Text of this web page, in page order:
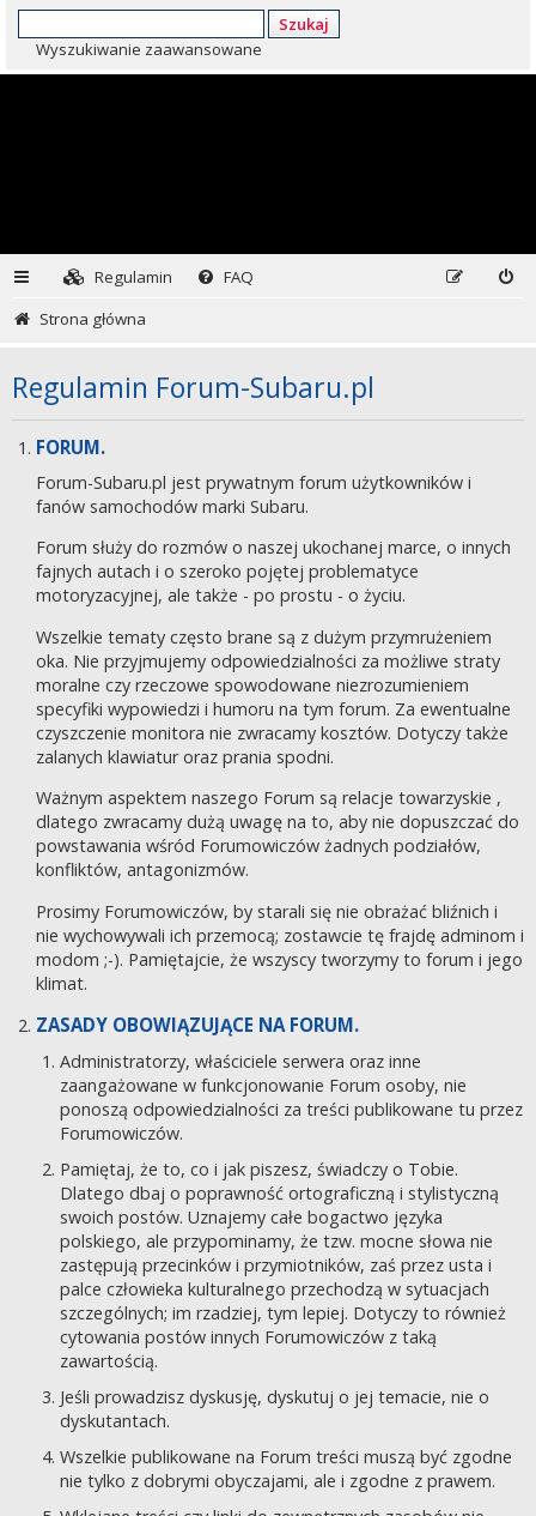
Szukaj
Wyszukiwanie zaawansowane
Regulamin
FAQ
Strona główna
Regulamin Forum-Subaru.pl
FORUM.
Forum-Subaru.pl jest prywatnym forum użytkowników i
fanów samochodów marki Subaru.
Forum służy do rozmów o naszej ukochanej marce, o innych
fajnych autach i o szeroko pojętej problematyce
motoryzacyjnej, ale także - po prostu - o życiu.
Wszelkie tematy często brane są z dużym przymrużeniem
oka. Nie przyjmujemy odpowiedzialności za możliwe straty
moralne czy rzeczowe spowodowane niezrozumieniem
specyfiki wypowiedzi i humoru na tym forum. Za ewentualne
czyszczenie monitora nie zwracamy kosztów. Dotyczy także
zalanych klawiatur oraz prania spodni.
Ważnym aspektem naszego Forum są relacje towarzyskie ,
dlatego zwracamy dużą uwagę na to, aby nie dopuszczać do
powstawania wśród Forumowiczów żadnych podziałów,
konfliktów, antagonizmów.
Prosimy Forumowiczów, by starali się nie obrażać bliźnich i
nie wychowywali ich przemocą; zostawcie tę frajdę adminom i
modom ;-). Pamiętajcie, że wszyscy tworzymy to forum i jego
klimat.
ZASADY OBOWIĄZUJĄCE NA FORUM.
Administratorzy, właściciele serwera oraz inne
zaangażowane w funkcjonowanie Forum osoby, nie
ponoszą odpowiedzialności za treści publikowane tu przez
Forumowiczów.
Pamiętaj, że to, co i jak piszesz, świadczy o Tobie.
Dlatego dbaj o poprawność ortograficzną i stylistyczną
swoich postów. Uznajemy całe bogactwo języka
polskiego, ale przypominamy, że tzw. mocne słowa nie
zastępują przecinków i przymiotników, zaś przez usta i
palce człowieka kulturalnego przechodzą w sytuacjach
szczególnych; im rzadziej, tym lepiej. Dotyczy to również
cytowania postów innych Forumowiczów z taką
zawartością.
Jeśli prowadzisz dyskusję, dyskutuj o jej temacie, nie o
dyskutantach.
Wszelkie publikowane na Forum treści muszą być zgodne
nie tylko z dobrymi obyczajami, ale i zgodne z prawem.